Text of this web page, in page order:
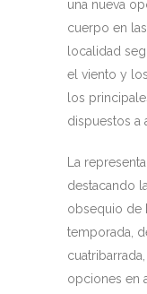
una nueva
cuerpo en
localidad
el viento y
los
dispuestos a
La
destacando
obsequio de
temporada,
opciones en